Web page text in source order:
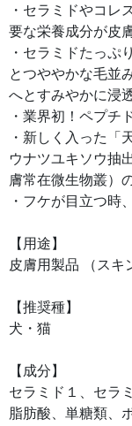
・セラミドやコレ
要な栄養成分が皮
・セラミドたっぷ
とつややかな毛並
へとすみやかに浸
・業界初！ペプチ
・新しく入った「
ウナツユキソウ抽
膚常在微生物叢）
・フケが目立つ時
【用途】
皮膚用製品 （スキ
【推奨種】
犬・猫
【成分】
セラミド１、セラ
脂肪酸、単糖類、